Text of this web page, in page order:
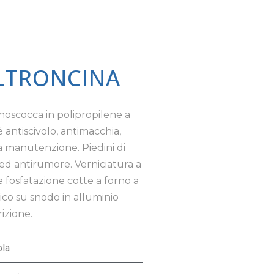
in polipropilene a
antimacchia,
manutenzione. Piedini di
antirumore. Verniciatura a
fosfatazione cotte a forno a
su snodo in alluminio